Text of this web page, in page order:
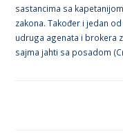
sastancima sa
zakona. Također i jedan
udruga agenata i brokera
sajma jahti sa posadom